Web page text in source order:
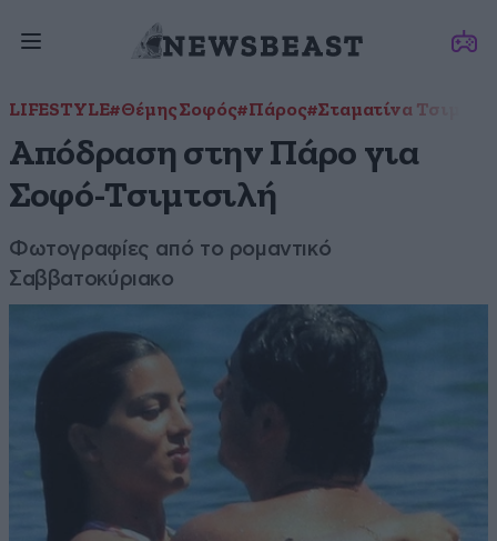
LIFESTYLE#Θέμης Σοφός#Πάρος#Σταματίνα
Απόδραση στην Πάρο για
Σοφό-Τσιμτσιλή
Φωτογραφίες από το ρομαντικό
Σαββατοκύριακο